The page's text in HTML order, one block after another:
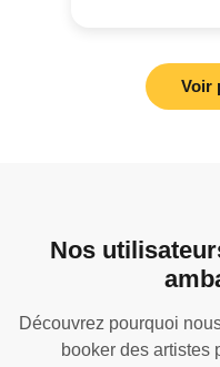
Voir
Nos
Découvrez pourquoi
booker des artistes